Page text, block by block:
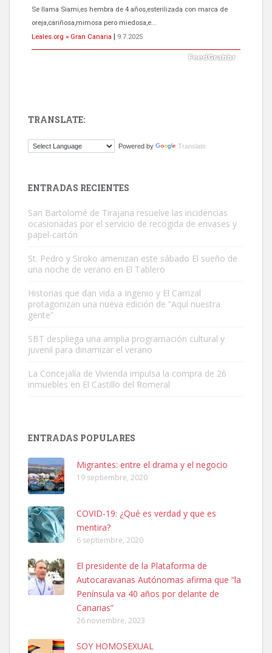
El ayuntamiento se va a llevar a Los Gatos callejeros de la zona los
próximos días, ella incluida...
Leales.org » Gran Canaria
9.7.2025
Este gato macho ha aparecido en la calle hace menos de un mes,
Busco adopción responsable para mi perra. Pastor alemán,
hembra, 4 años. Por motivos personales ...
Leales.org » Gran Canaria
Leales.org » Gran Canaria
Ninfa perdida
El día 5 se los perdió una ninfa papillera, asustada tiene miedo a la
calle, se perdió por la zon...
Leales.org » Gran Canaria
6.7.2025
TRANSLATE:
Powered by Translate
ENTRADAS RECIENTES
San Bartolomé de Tirajana resuelve las incidencias
ocasionadas por el servicio de recogida de envases y
papel-cartón
St. Pedro y Siroko amenizan este sábado El sueño de
una noche de verano en El Tablero
Historias que dan vida a Ingenio y El Carrizal
protagonizan una nueva edición de “Aquí nuestra
gente”
SBT despliega una amplia programación cultural y
juvenil para dinamizar el verano
La Concejalía de Vivienda impulsa la compra de 26
inmuebles en El Castillo del Romeral
ENTRADAS POPULARES
Migrantes: entre el drama y el negocio
19 septiembre, 2020
COVID-19: ¿Qué es verdad y que es
mentira?
6 septiembre, 2020
El presidente de la Plataforma de
Autocaravanas Autónomas afirma que “la
Península va 40 años por delante de
Canarias”
26 noviembre, 2023
SOY HOMOSEXUAL